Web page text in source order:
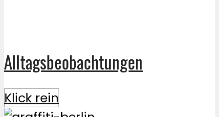
Alltagsbeobachtungen
Klick rein